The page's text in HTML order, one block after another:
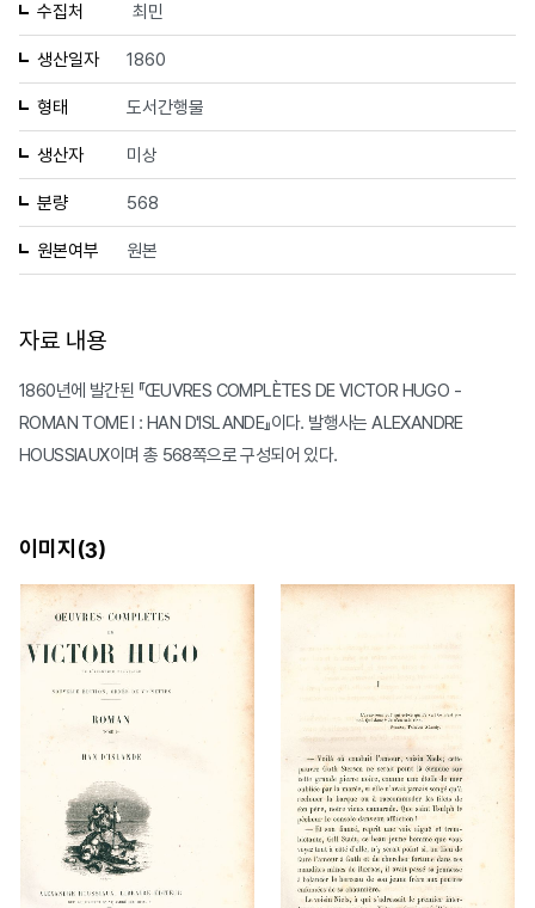
수집처 최민
생산일자 1860
형태 도서간행물
생산자 미상
분량 568
원본여부 원본
자료 내용
1860년에 발간된 『ŒUVRES COMPLÈTES DE VICTOR HUGO -
ROMAN TOME Ⅰ : HAN D'ISLANDE』이다. 발행사는 ALEXANDRE
HOUSSIAUX이며 총 568쪽으로 구성되어 있다.
이미지(3)